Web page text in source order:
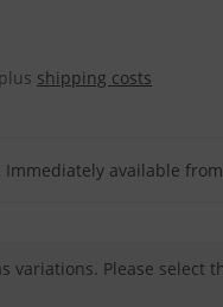
shipping costs
Immediately available
variations. Please select